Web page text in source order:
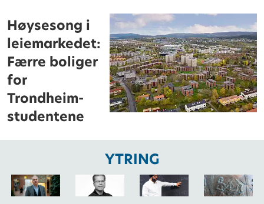
Høysesong i
leiemarkedet:
Færre boliger
for
Trondheim-
studentene
YTRING